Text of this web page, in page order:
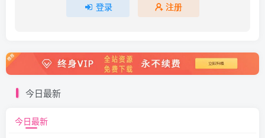
登录 注册
今日最新
今日最新